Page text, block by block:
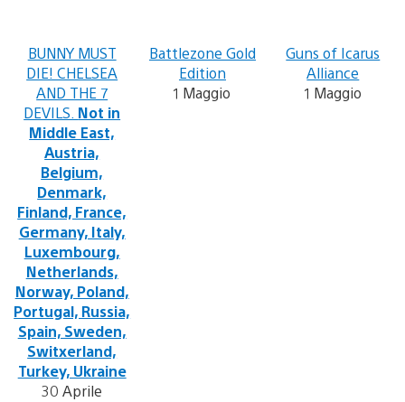
BUNNY MUST
DIE! CHELSEA
AND THE 7
DEVILS. Not in
Middle East,
Austria,
Belgium,
Denmark,
Finland, France,
Germany, Italy,
Luxembourg,
Netherlands,
Norway, Poland,
Portugal, Russia,
Spain, Sweden,
Switxerland,
Turkey, Ukraine
30 Aprile
Battlezone Gold
Edition
1 Maggio
Guns of Icarus
Alliance
1 Maggio